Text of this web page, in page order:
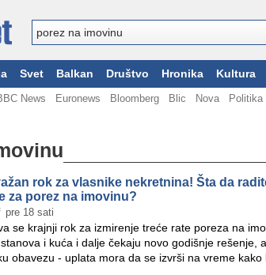
Svet Balkan Društvo Hronika Kultura
News Euronews Bloomberg Blic Nova Politika
rok za vlasnike nekretnina! Šta da
za porez na imovinu?
pre 18 sati
se krajnji rok za izmirenje treće rate poreza na
i kuća i dalje čekaju novo godišnje rešenje,
obavezu - uplata mora da se izvrši na vreme kako